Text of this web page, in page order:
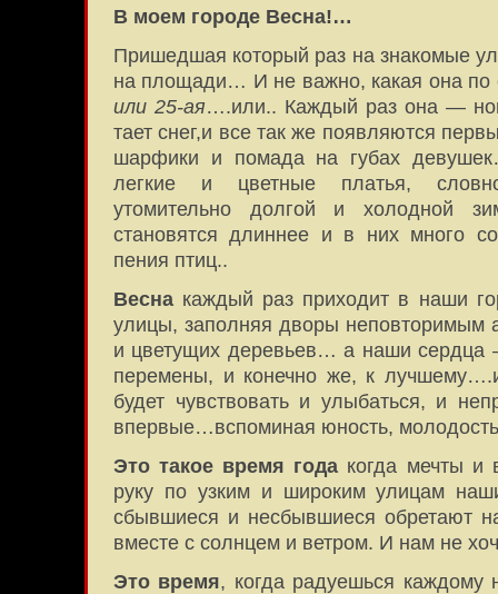
В моем городе Весна!…
Пришедшая который раз на знакомые
на площади… И не важно, какая она по
или 25-ая….или.. Каждый раз она —
тает снег,и все так же появляются
шарфики и помада на губах
легкие и цветные платья,
утомительно долгой и холодной
становятся длиннее и в них много
пения птиц..
Весна каждый раз приходит в наши
улицы, заполняя дворы неповторимым
и цветущих деревьев… а наши сердца
перемены, и конечно же, к
будет чувствовать и улыбаться, и
впервые…вспоминая юность,
Это такое время года когда мечты и
руку по узким и широким улицам
сбывшиеся и несбывшиеся обретают
вместе с солнцем и ветром. И нам не
Это время, когда радуешься каждому